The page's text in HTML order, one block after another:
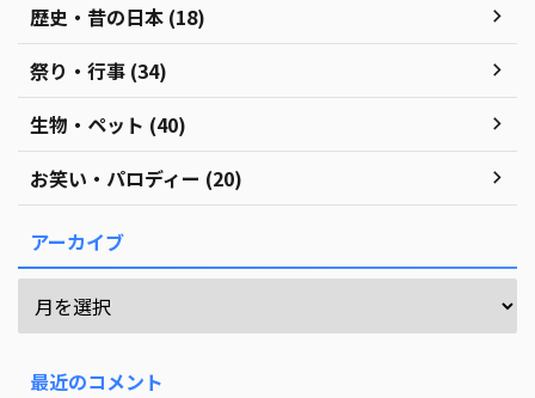
歴史・昔の日本 (18)
祭り・行事 (34)
生物・ペット (40)
お笑い・パロディー (20)
アーカイブ
最近のコメント